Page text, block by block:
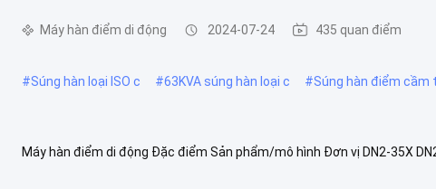
Máy hàn điểm di động 2024-07-24 435 quan điểm
#Súng hàn loại ISO c #63KVA súng hàn loại c #Súng hàn điểm cầm
Máy hàn điểm di động Đặc điểm Sản phẩm/mô hình Đơn vị DN2-35X